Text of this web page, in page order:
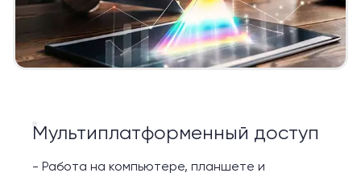
Мультиплатформенный доступ
- Работа на компьютере, планшете и